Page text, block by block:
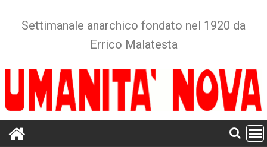
Settimanale anarchico fondato nel 1920 da
Errico Malatesta